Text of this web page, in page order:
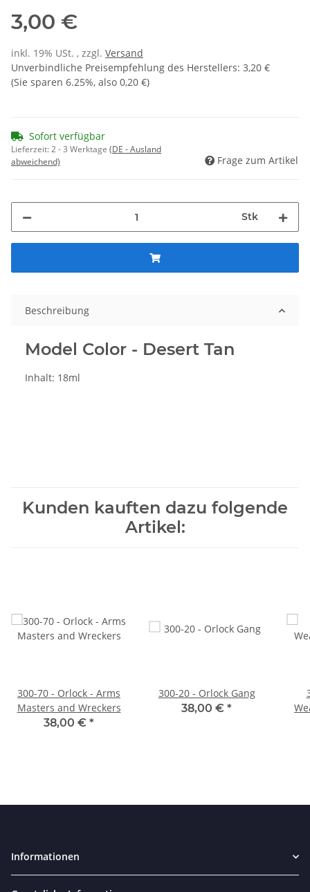
3,00 €
inkl. 19% USt. , zzgl. Versand
Unverbindliche Preisempfehlung des Herstellers: 3,20 €
(Sie sparen 6.25%, also 0,20 €)
Sofort verfügbar
Lieferzeit:2 - 3 Werktage (DE - Ausland
abweichend)
Frage zum Artikel
Stk
Beschreibung
Model Color - Desert Tan
Inhalt: 18ml
Kunden kauften dazu folgende
Artikel:
300-70 - Orlock - Arms
Masters and Wreckers
38,00 € *
300-20 - Orlock Gang
38,00 € *
Informationen